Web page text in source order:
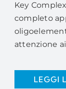
Key
completo
attenzione
LEGGI